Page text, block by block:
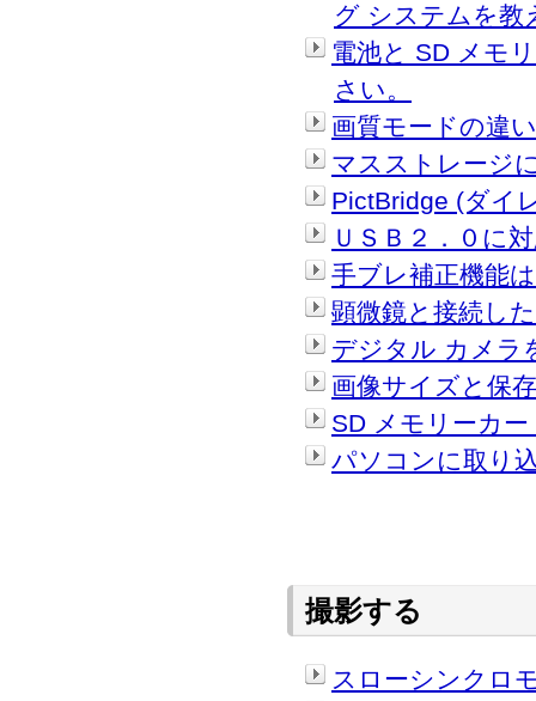
グ システムを教
電池と SD メモ
さい。
画質モードの違
マスストレージ
PictBridge (ダイ
ＵＳＢ２．０に
手ブレ補正機能
顕微鏡と接続し
デジタル カメラ
画像サイズと保
SD メモリーカ
パソコンに取り
撮影する
スローシンクロ